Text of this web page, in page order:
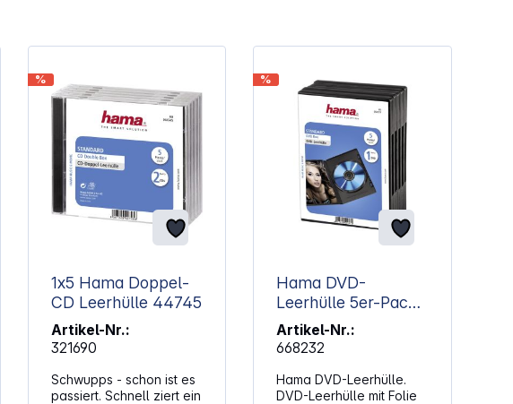
%
1x5 Hama Doppel-
CD Leerhülle 44745
Artikel-Nr.:
321690
Schwupps - schon ist es
passiert. Schnell ziert ein
%
Hama DVD-
Leerhülle 5er-Pack
Artikel-Nr.:
668232
Hama DVD-Leerhülle.
DVD-Leerhülle mit Folie